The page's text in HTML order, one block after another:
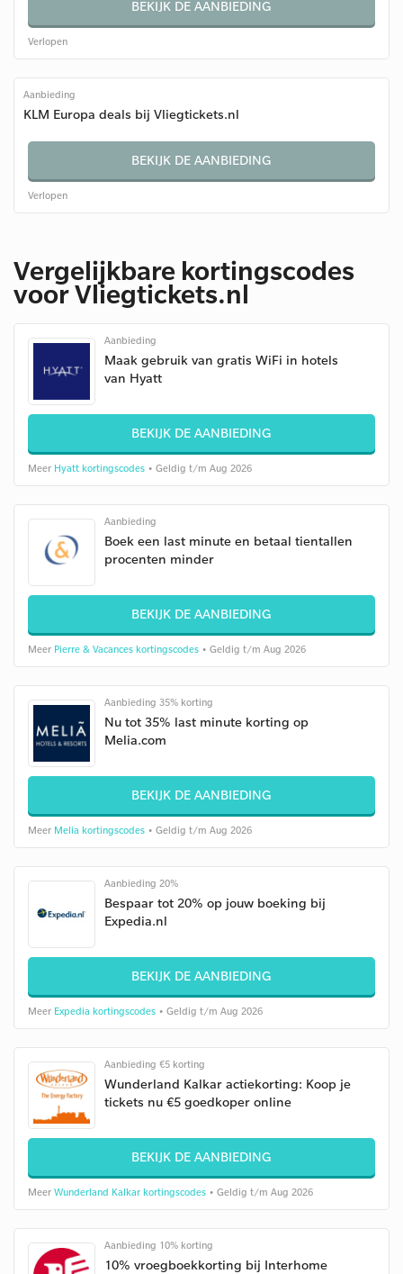
BEKIJK DE AANBIEDING
Verlopen
Aanbieding
KLM Europa deals bij Vliegtickets.nl
BEKIJK DE AANBIEDING
Verlopen
Vergelijkbare kortingscodes
voor Vliegtickets.nl
Aanbieding
Maak gebruik van gratis WiFi in hotels
van Hyatt
BEKIJK DE AANBIEDING
Meer Hyatt kortingscodes • Geldig t/m Aug 2026
Aanbieding
Boek een last minute en betaal tientallen
procenten minder
BEKIJK DE AANBIEDING
Meer Pierre & Vacances kortingscodes • Geldig t/m Aug 2026
Aanbieding 35% korting
Nu tot 35% last minute korting op
Melia.com
BEKIJK DE AANBIEDING
Meer Melia kortingscodes • Geldig t/m Aug 2026
Aanbieding 20%
Bespaar tot 20% op jouw boeking bij
Expedia.nl
BEKIJK DE AANBIEDING
Meer Expedia kortingscodes • Geldig t/m Aug 2026
Aanbieding €5 korting
Wunderland Kalkar actiekorting: Koop je
tickets nu €5 goedkoper online
BEKIJK DE AANBIEDING
Meer Wunderland Kalkar kortingscodes • Geldig t/m Aug 2026
Aanbieding 10% korting
10% vroegboekkorting bij Interhome